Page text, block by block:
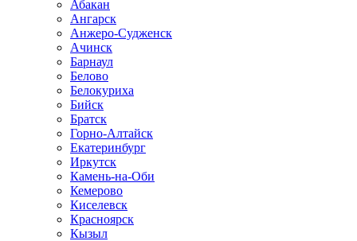
Абакан
Ангарск
Анжеро-Судженск
Ачинск
Барнаул
Белово
Белокуриха
Бийск
Братск
Горно-Алтайск
Екатеринбург
Иркутск
Камень-на-Оби
Кемерово
Киселевск
Красноярск
Кызыл